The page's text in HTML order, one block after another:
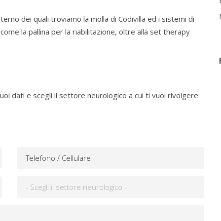
dei quali troviamo la molla di Codivilla ed i sistemi di
la pallina per la riabilitazione, oltre alla set therapy
dati e scegli il settore neurologico a cui ti vuoi rivolgere